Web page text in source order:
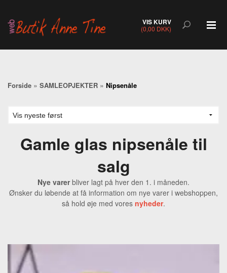
VIS KURV
(0,00 DKK)
Forside » SAMLEOPJEKTER » Nipsenåle
Gamle glas nipsenåle til
salg
Nye varerbliver lagt på hver den 1. i måneden.
Ønsker du løbende at få information om nye varer i webshoppen,
så hold øje med vores nyheder.